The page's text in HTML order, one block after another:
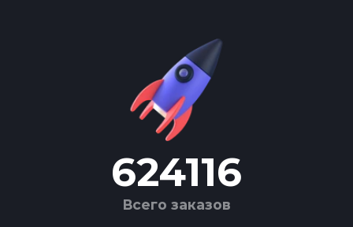
624116
Всего заказов